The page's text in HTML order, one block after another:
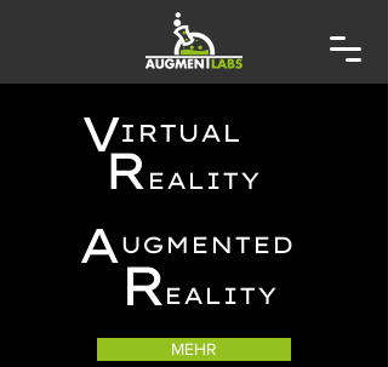
V
EALITY
R
IRTUAL
UGMENTED
EALITY
A
R
MEHR